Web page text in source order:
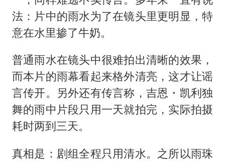
法：片中的雨水为了在镜头里更明显，特
意在水里掺了牛奶。
普通雨水在镜头中很难拍出清晰的效果，
而本片的雨幕看起来格外清亮，这才让谣
言传开。另外还有传言称，吉恩・凯利独
舞的雨中片段只用一天就拍完，实际拍摄
耗时两到三天。
真相是：剧组全程只用清水。之所以雨珠